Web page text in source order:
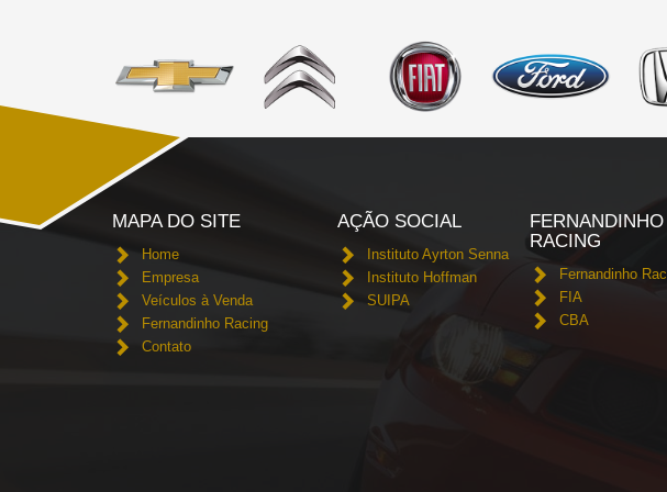
MAPA DO SITE
Home
Empresa
Veículos à Venda
Fernandinho Racing
Contato
AÇÃO SOCIAL
Instituto Ayrton Senna
Instituto Hoffman
SUIPA
FERNANDINHO
RACING
Fernandinho
FIA
CBA